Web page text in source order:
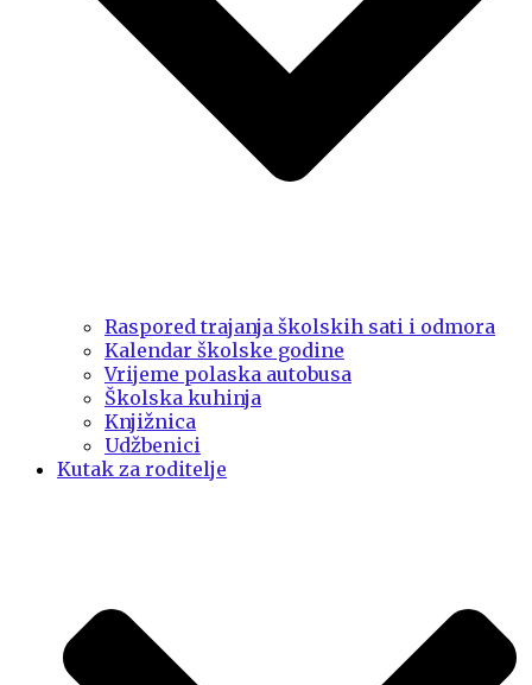
Raspored trajanja školskih sati i odmora
Kalendar školske godine
Vrijeme polaska autobusa
Školska kuhinja
Knjižnica
Udžbenici
Kutak za roditelje